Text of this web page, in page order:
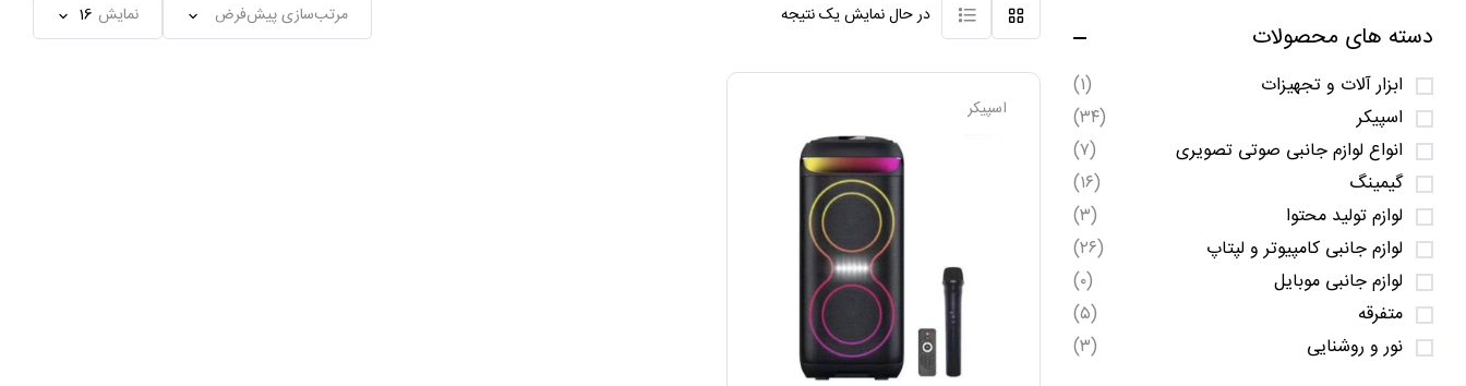
در حال نمایش یک نتیجه نمایش
اسپیکر
دسته های محصولات
ابزار آلات و تجهیزات
(۱)
اسپیکر
(۳۴)
انواع لوازم جانبی صوتی تصویری
(۷)
گیمینگ
(۱۶)
لوازم تولید محتوا
(۳)
لوازم جانبی کامپیوتر و لپتاپ
(۲۶)
لوازم جانبی موبایل
(۰)
متفرقه
(۵)
نور و روشنایی
(۳)